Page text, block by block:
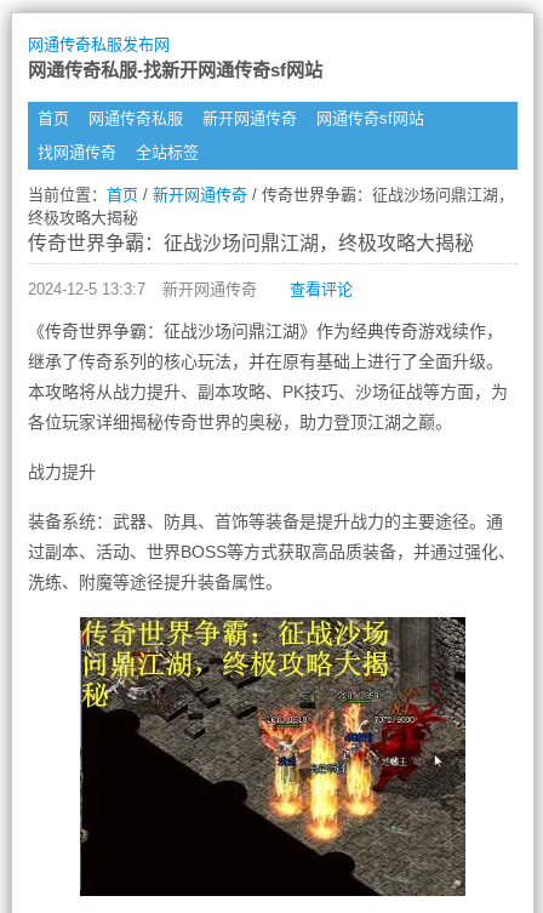
网通传奇私服发布网
网通传奇私服-找新开网通传奇sf网站
首页 网通传奇私服 新开网通传奇
网通传奇sf网站
找网通传奇
全站标签
当前位置： 首页/ 新开网通传奇/ 传奇世界争霸：征战沙场问鼎江湖，
终极攻略大揭秘
传奇世界争霸：征战沙场问鼎江湖，终极攻略大揭秘
2024-12-5 13:3:7 新开网通传奇 查看评论
《传奇世界争霸：征战沙场问鼎江湖》作为经典传奇游戏续作，
继承了传奇系列的核心玩法，并在原有基础上进行了全面升级。
本攻略将从战力提升、副本攻略、PK技巧、沙场征战等方面，为
各位玩家详细揭秘传奇世界的奥秘，助力登顶江湖之巅。
战力提升
装备系统：武器、防具、首饰等装备是提升战力的主要途径。通
过副本、活动、世界BOSS等方式获取高品质装备，并通过强化、
洗练、附魔等途径提升装备属性。